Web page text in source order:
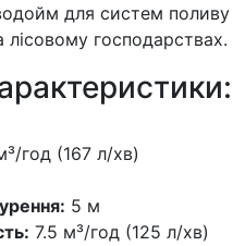
для систем
лісовому господарствах.
год (167 л/хв)
5 м
7.5 м³/год (125 л/хв)